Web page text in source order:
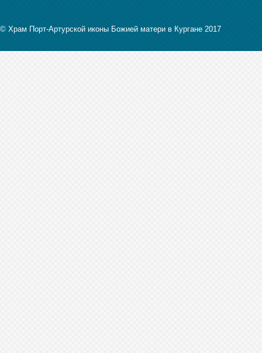
© Храм Порт-Артурской иконы Божией матери в Кургане 2017